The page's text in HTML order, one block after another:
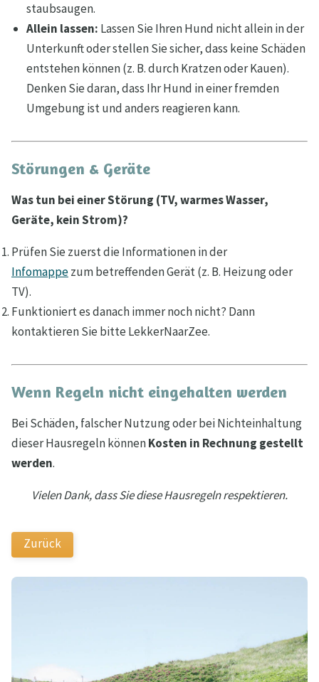
staubsaugen.
Allein lassen: Lassen Sie Ihren Hund nicht allein in der
Unterkunft oder stellen Sie sicher, dass keine Schäden
entstehen können (z. B. durch Kratzen oder Kauen).
Denken Sie daran, dass Ihr Hund in einer fremden
Umgebung ist und anders reagieren kann.
Störungen & Geräte
Was tun bei einer Störung (TV, warmes Wasser,
Geräte, kein Strom)?
Prüfen Sie zuerst die Informationen in der
Infomappezum betreffenden Gerät (z. B. Heizung oder
TV).
Funktioniert es danach immer noch nicht? Dann
kontaktieren Sie bitte LekkerNaarZee.
Wenn Regeln nicht eingehalten werden
Bei Schäden, falscher Nutzung oder bei Nichteinhaltung
dieser Hausregeln könnenKosten in Rechnung gestellt
werden.
Vielen Dank, dass Sie diese Hausregeln respektieren.
Zurück